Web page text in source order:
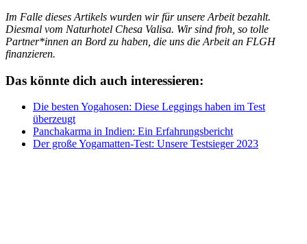
Im Falle dieses Artikels wurden wir für unsere Arbeit bezahlt.
Diesmal vom Naturhotel Chesa Valisa. Wir sind froh, so tolle
Partner*innen an Bord zu haben, die uns die Arbeit an FLGH
finanzieren.
Das könnte dich auch interessieren:
Die besten Yogahosen: Diese Leggings haben im Test
überzeugt
Panchakarma in Indien: Ein Erfahrungsbericht
Der große Yogamatten-Test: Unsere Testsieger 2023